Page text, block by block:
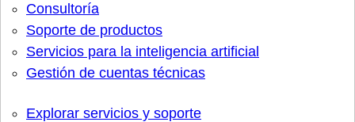
Consultoría
Soporte de productos
Servicios para la inteligencia artificial
Gestión de cuentas técnicas
Explorar servicios y soporte